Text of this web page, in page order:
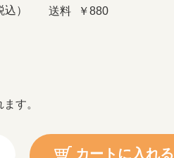
込） 送料 ￥880
す。
カートに入れる